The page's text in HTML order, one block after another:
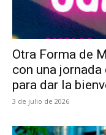
Otra Forma de
con una
para dar la
3 de julio de 2026